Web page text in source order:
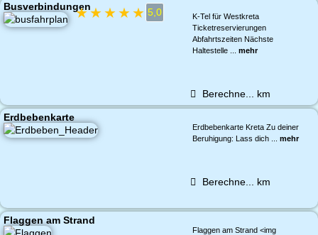
Busverbindungen
★★★★★ 5,0
K-Tel für Westkreta
Ticketreservierungen
Abfahrtszeiten Nächste
Haltestelle ... mehr
Berechne... km
Erdbebenkarte
Erdbebenkarte Kreta Zu deiner
Beruhigung: Lass dich ... mehr
Berechne... km
Flaggen am Strand
Flaggen am Strand <img